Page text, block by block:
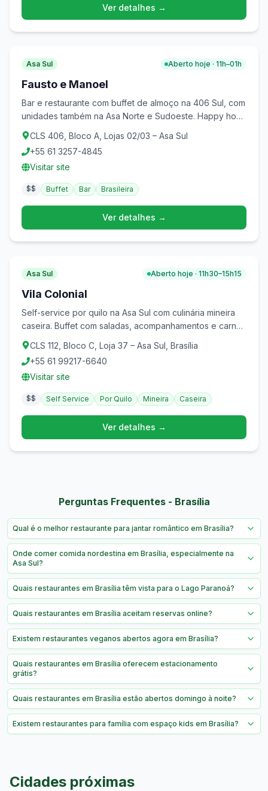
Ver detalhes →
Asa Sul Aberto hoje · 11h–01h
Fausto e Manoel
Bar e restaurante com buffet de almoço na 406 Sul, com
unidades também na Asa Norte e Sudoeste. Happy hour
com dose dupla de chope.
CLS 406, Bloco A, Lojas 02/03 – Asa Sul
+55 61 3257-4845
Visitar site
$$ Buffet Bar Brasileira
Ver detalhes →
Asa Sul Aberto hoje · 11h30–15h15
Vila Colonial
Self-service por quilo na Asa Sul com culinária mineira
caseira. Buffet com saladas, acompanhamentos e carnes
a R$59,90/kg. À noite serve caldos e pizzas.
CLS 112, Bloco C, Loja 37 – Asa Sul, Brasília
+55 61 99217-6640
Visitar site
$$ Self Service Por Quilo Mineira Caseira
Ver detalhes →
Perguntas Frequentes - Brasília
Qual é o melhor restaurante para jantar romântico em Brasília?
Onde comer comida nordestina em Brasília, especialmente na
Asa Sul?
Quais restaurantes em Brasília têm vista para o Lago Paranoá?
Quais restaurantes em Brasília aceitam reservas online?
Existem restaurantes veganos abertos agora em Brasília?
Quais restaurantes em Brasília oferecem estacionamento
grátis?
Quais restaurantes em Brasília estão abertos domingo à noite?
Existem restaurantes para família com espaço kids em Brasília?
Cidades próximas